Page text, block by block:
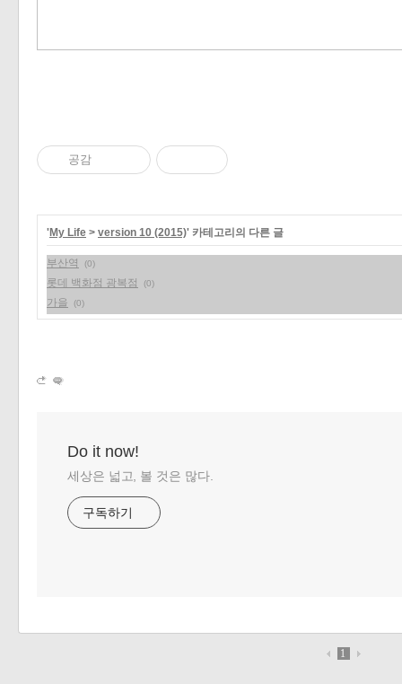
공감
'My Life > version 10 (2015)' 카테고리의 다른 글
부산역 (0)
롯데 백화점 광복점 (0)
가을 (0)
Do it now!
세상은 넓고, 볼 것은 많다.
구독하기
1